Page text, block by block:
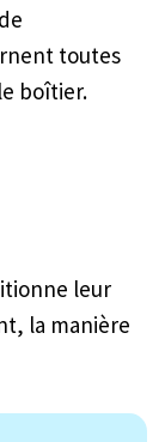
toutes
boîtier.
leur
la manière